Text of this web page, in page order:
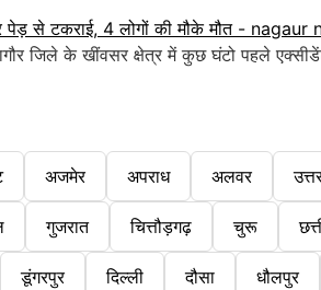
जिले के खींवसर क्षेत्र में कुछ घंटो पहले
अजमेर अपराध अलवर
गुजरात चित्तौड़गढ़ चुरू
डूंगरपुर दिल्ली दौसा धौलपुर